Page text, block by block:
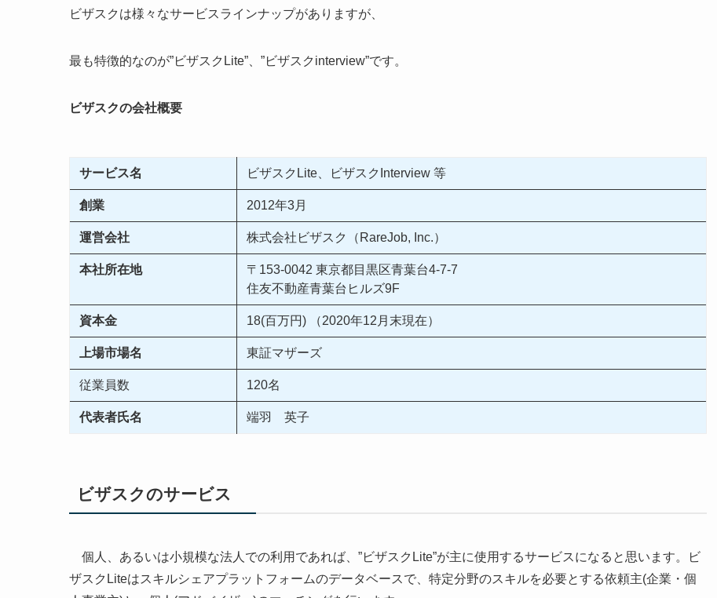
ビザスクは様々なサービスラインナップがありますが、
最も特徴的なのが”ビザスクLite”、”ビザスクinterview”です。
ビザスクの会社概要
サービス名 ビザスクLite、ビザスクInterview 等
創業 2012年3月
運営会社 株式会社ビザスク（RareJob, Inc.）
本社所在地
〒153-0042 東京都目黒区青葉台4-7-7
住友不動産青葉台ヒルズ9F
資本金 18(百万円) （2020年12月末現在）
上場市場名 東証マザーズ
従業員数 120名
代表者氏名 端羽 英子
ビザスクのサービス
個人、あるいは小規模な法人での利用 であれば、”ビザスクLite”が主に使用するサービスになると思います。ビ
ザスクLiteはスキルシェアプラットフォームのデータベースで、特定分野のスキルを必要とする依頼主(企業・個